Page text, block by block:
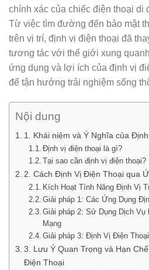
chính xác của chiếc điện thoại di
Từ việc tìm đường đến bảo mật
trên vị trí, định vị điện thoại đã
tương tác với thế giới xung
ứng dụng và lợi ích của định vị
để tận hưởng trải nghiệm sống
Nội dung
1. Khái niệm và Ý Nghĩa của
Định vị điện thoại là gì?
Tại sao cần định vị điện thoại?
2. Cách Định Vị Điện Thoại qua
Kích Hoạt Tính Năng Định Vị
Giải pháp 1: Các Ứng Dụng
Giải pháp 2: Sử Dụng Dịch
Mạng
Giải pháp 3: Định Vị Điện
3. Lưu Ý Quan Trọng và Hạn
Điện Thoại